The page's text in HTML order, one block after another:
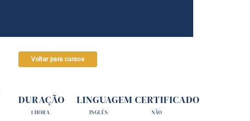
Voltar para cursos
DURAÇÃO
1 HORA
LINGUAGEM
INGLÊS
CERTIFICADO
NÃO